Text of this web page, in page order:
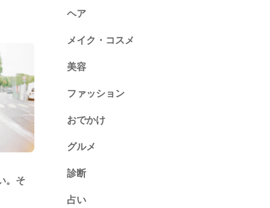
。そ
ヘア
メイク・コスメ
美容
ファッション
トレンド
ネイル
おでかけ
グルメ
診断
診断
占い